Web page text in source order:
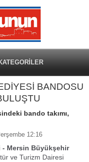
BANDOSU
bando takımı,
12:16
- Mersin Büyükşehir
ve Turizm Dairesi